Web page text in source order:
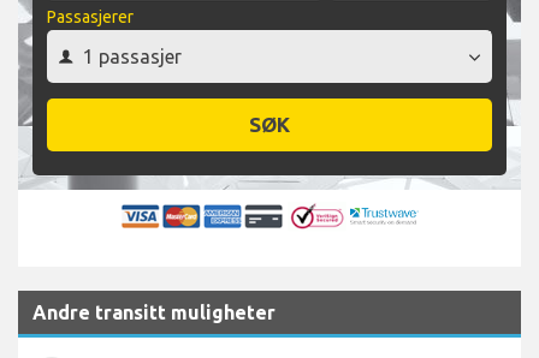
Passasjerer
SØK
Andre transitt muligheter